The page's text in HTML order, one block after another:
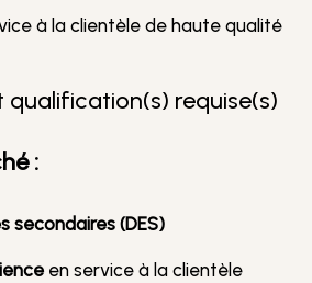
à la clientèle de haute qualité
qualification(s) requise(s)
:
secondaires (DES)
en service à la clientèle